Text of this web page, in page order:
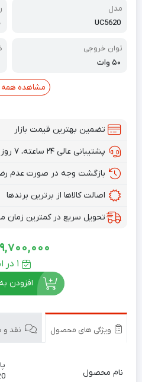
مدل
UC5620
توان خروجی
۵۰ وات
مشاهده همه
تضمین بهترین قیمت بازار
پشتیبانی عالی ۲۴ ساعته، ۷ روز هفته
بازگشت وجه در صورت عدم
اصالت کالاها از برترین برندها
تحویل سریع در کمترین زمان
9,700,000
1 در انبار
افزودن
ویژگی های محصول نقد و
نام محصول